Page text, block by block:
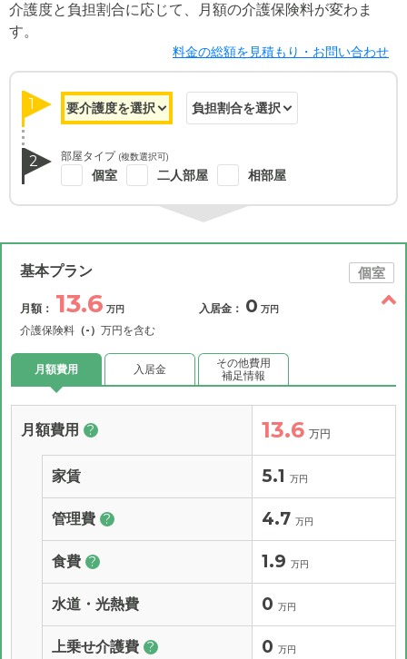
介護度と負担割合に応じて、月額の介護保険料が変わま
す。
料金の総額を見積もり・お問い合わせ
1
2 部屋タイプ (複数選択可)
個室 二人部屋 相部屋
基本プラン 個室
月額： 13.6 万円
介護保険料 （-） 万円を含む
入居金： 0 万円
月額費用 入居金
その他費用
補足情報
月額費用 ? 13.6 万円
家賃 5.1 万円
管理費 ? 4.7 万円
食費 ? 1.9 万円
水道・光熱費 0 万円
上乗せ介護費 ? 0 万円